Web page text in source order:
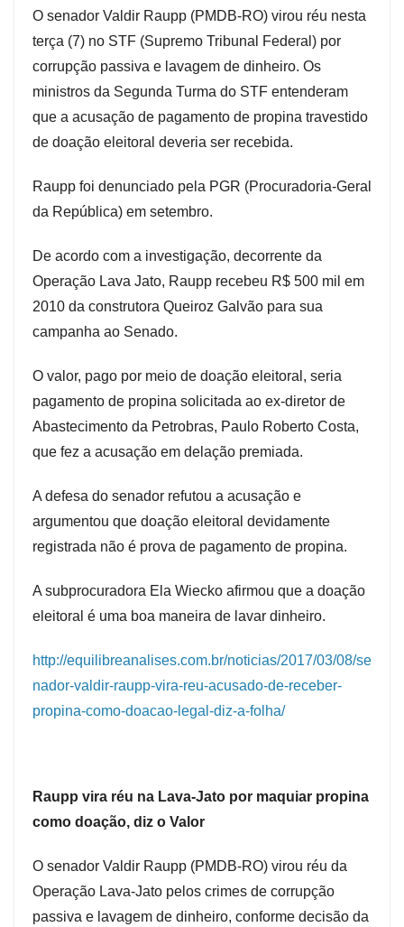
O senador Valdir Raupp (PMDB-RO) virou réu nesta
terça (7) no STF (Supremo Tribunal Federal) por
corrupção passiva e lavagem de dinheiro. Os
ministros da Segunda Turma do STF entenderam
que a acusação de pagamento de propina travestido
de doação eleitoral deveria ser recebida.
Raupp foi denunciado pela PGR (Procuradoria-Geral
da República) em setembro.
De acordo com a investigação, decorrente da
Operação Lava Jato, Raupp recebeu R$ 500 mil em
2010 da construtora Queiroz Galvão para sua
campanha ao Senado.
O valor, pago por meio de doação eleitoral, seria
pagamento de propina solicitada ao ex-diretor de
Abastecimento da Petrobras, Paulo Roberto Costa,
que fez a acusação em delação premiada.
A defesa do senador refutou a acusação e
argumentou que doação eleitoral devidamente
registrada não é prova de pagamento de propina.
A subprocuradora Ela Wiecko afirmou que a doação
eleitoral é uma boa maneira de lavar dinheiro.
http://equilibreanalises.com.br/noticias/2017/03/08/se
nador-valdir-raupp-vira-reu-acusado-de-receber-
propina-como-doacao-legal-diz-a-folha/
Raupp vira réu na Lava-Jato por maquiar propina
como doação, diz o Valor
O senador Valdir Raupp (PMDB-RO) virou réu da
Operação Lava-Jato pelos crimes de corrupção
passiva e lavagem de dinheiro, conforme decisão da